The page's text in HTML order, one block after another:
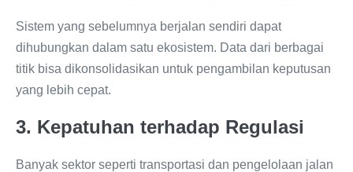
Sistem yang sebelumnya berjalan sendiri dapat
dihubungkan dalam satu ekosistem. Data dari berbagai
titik bisa dikonsolidasikan untuk pengambilan keputusan
yang lebih cepat.
3. Kepatuhan terhadap Regulasi
Banyak sektor seperti transportasi dan pengelolaan jalan